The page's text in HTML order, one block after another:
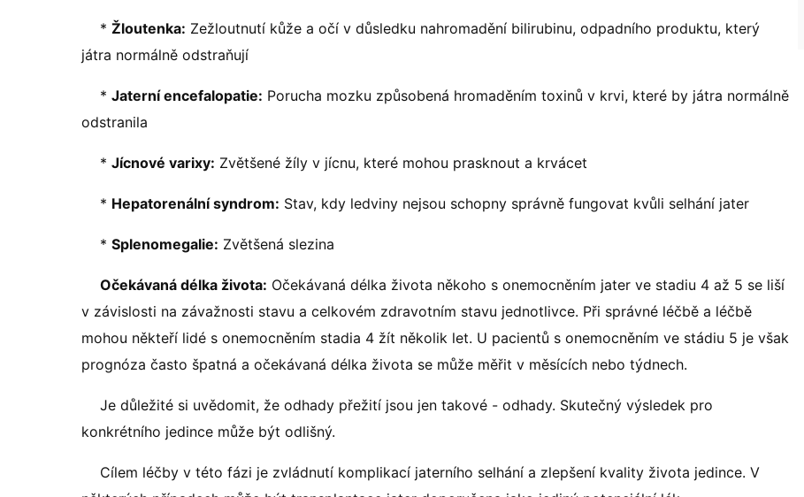
* Žloutenka: Zežloutnutí kůže a očí v důsledku nahromadění bilirubinu, odpadního produktu, který
játra normálně odstraňují
* Jaterní encefalopatie: Porucha mozku způsobená hromaděním toxinů v krvi, které by játra normálně
odstranila
* Jícnové varixy: Zvětšené žíly v jícnu, které mohou prasknout a krvácet
* Hepatorenální syndrom: Stav, kdy ledviny nejsou schopny správně fungovat kvůli selhání jater
* Splenomegalie: Zvětšená slezina
Očekávaná délka života: Očekávaná délka života někoho s onemocněním jater ve stadiu 4 až 5 se liší
v závislosti na závažnosti stavu a celkovém zdravotním stavu jednotlivce. Při správné léčbě a léčbě
mohou někteří lidé s onemocněním stadia 4 žít několik let. U pacientů s onemocněním ve stádiu 5 je však
prognóza často špatná a očekávaná délka života se může měřit v měsících nebo týdnech.
Je důležité si uvědomit, že odhady přežití jsou jen takové - odhady. Skutečný výsledek pro
konkrétního jedince může být odlišný.
Cílem léčby v této fázi je zvládnutí komplikací jaterního selhání a zlepšení kvality života jedince. V